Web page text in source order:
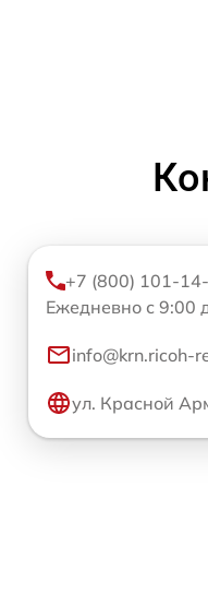
+7 (800) 101-
Ежедневно с 9:00
info@krn.ricoh-
ул. Красной